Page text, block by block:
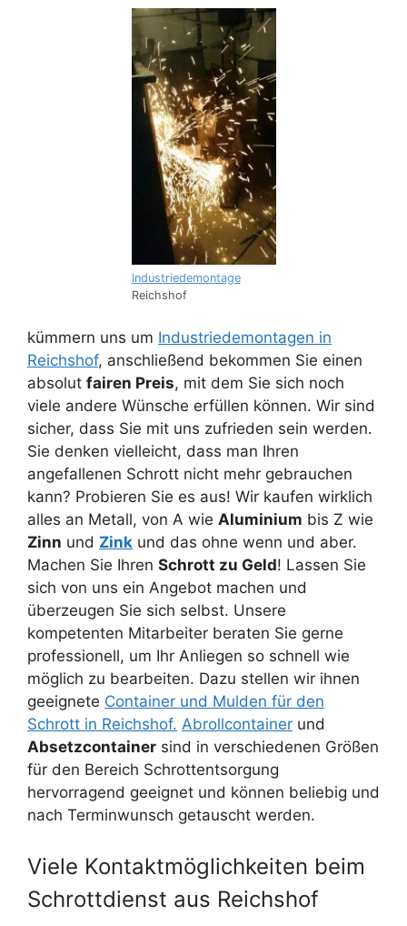
Industriedemontage
Reichshof
kümmern uns um Industriedemontagen in
Reichshof, anschließend bekommen Sie einen
absolut fairen Preis, mit dem Sie sich noch
viele andere Wünsche erfüllen können. Wir sind
sicher, dass Sie mit uns zufrieden sein werden.
Sie denken vielleicht, dass man Ihren
angefallenen Schrott nicht mehr gebrauchen
kann? Probieren Sie es aus! Wir kaufen wirklich
alles an Metall, von A wie Aluminium bis Z wie
Zinn und Zink und das ohne wenn und aber.
Machen Sie Ihren Schrott zu Geld! Lassen Sie
sich von uns ein Angebot machen und
überzeugen Sie sich selbst. Unsere
kompetenten Mitarbeiter beraten Sie gerne
professionell, um Ihr Anliegen so schnell wie
möglich zu bearbeiten. Dazu stellen wir ihnen
geeignete Container und Mulden für den
Schrott in Reichshof. Abrollcontainer und
Absetzcontainer sind in verschiedenen Größen
für den Bereich Schrottentsorgung
hervorragend geeignet und können beliebig und
nach Terminwunsch getauscht werden.
Viele Kontaktmöglichkeiten beim
Schrottdienst aus Reichshof